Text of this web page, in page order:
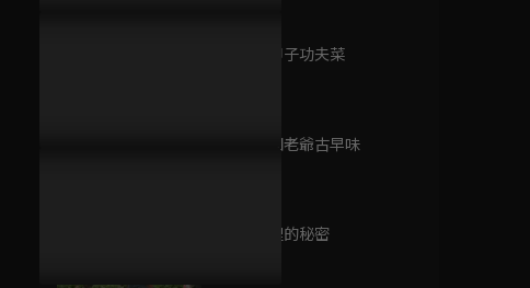
第12集 一甲子功夫菜
第13集 頑固老爺古早味
第14集 鍋裡的秘密
已完結 / 共 30 集
大胃王來了 第三季